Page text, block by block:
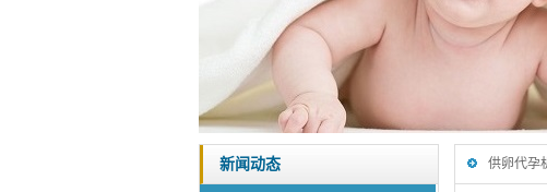
新闻动态 供卵代孕